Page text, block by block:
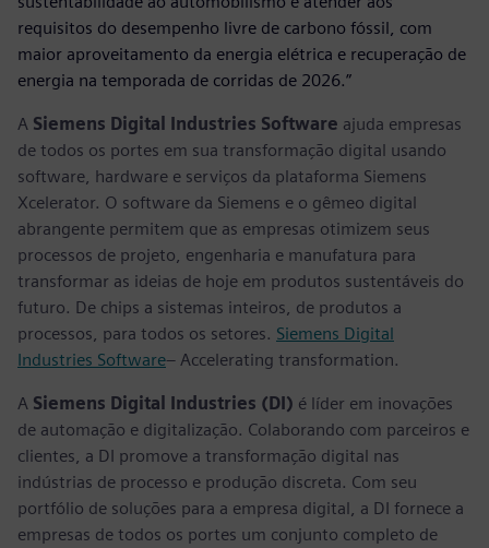
requisitos do desempenho livre de carbono fóssil, com
maior aproveitamento da energia elétrica e recuperação de
energia na temporada de corridas de 2026.”
A Siemens Digital Industries Software ajuda empresas
de todos os portes em sua transformação digital usando
software, hardware e serviços da plataforma Siemens
Xcelerator. O software da Siemens e o gêmeo digital
abrangente permitem que as empresas otimizem seus
processos de projeto, engenharia e manufatura para
transformar as ideias de hoje em produtos sustentáveis do
futuro. De chips a sistemas inteiros, de produtos a
processos, para todos os setores. Siemens Digital
Industries Software– Accelerating transformation.
A Siemens Digital Industries (DI) é líder em inovações
de automação e digitalização. Colaborando com parceiros e
clientes, a DI promove a transformação digital nas
indústrias de processo e produção discreta. Com seu
portfólio de soluções para a empresa digital, a DI fornece a
empresas de todos os portes um conjunto completo de